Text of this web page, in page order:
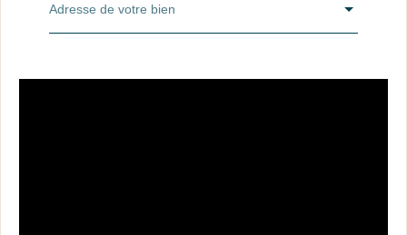
Adresse de votre bien